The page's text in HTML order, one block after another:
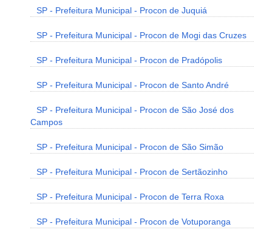
SP - Prefeitura Municipal - Procon de Juquiá
SP - Prefeitura Municipal - Procon de Mogi das Cruzes
SP - Prefeitura Municipal - Procon de Pradópolis
SP - Prefeitura Municipal - Procon de Santo André
SP - Prefeitura Municipal - Procon de São José dos
Campos
SP - Prefeitura Municipal - Procon de São Simão
SP - Prefeitura Municipal - Procon de Sertãozinho
SP - Prefeitura Municipal - Procon de Terra Roxa
SP - Prefeitura Municipal - Procon de Votuporanga